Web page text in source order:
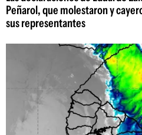
Peñarol, que molestaron y
sus representantes